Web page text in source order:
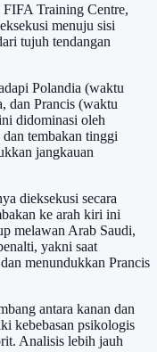
FIFA Training Centre,
menuju sisi
tujuh tendangan
Polandia (waktu
dan Prancis (waktu
didominasi oleh
dan tembakan tinggi
jangkauan
dieksekusi secara
ke arah kiri ini
melawan Arab Saudi,
yakni saat
menundukkan Prancis
antara kanan dan
kebebasan psikologis
Analisis lebih jauh